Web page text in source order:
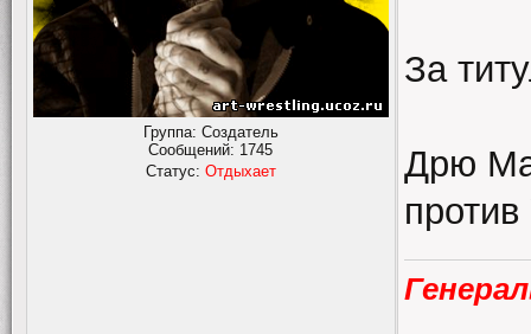
Группа: Создатель
Сообщений: 1745
Статус: Отдыхает
За
Дрю